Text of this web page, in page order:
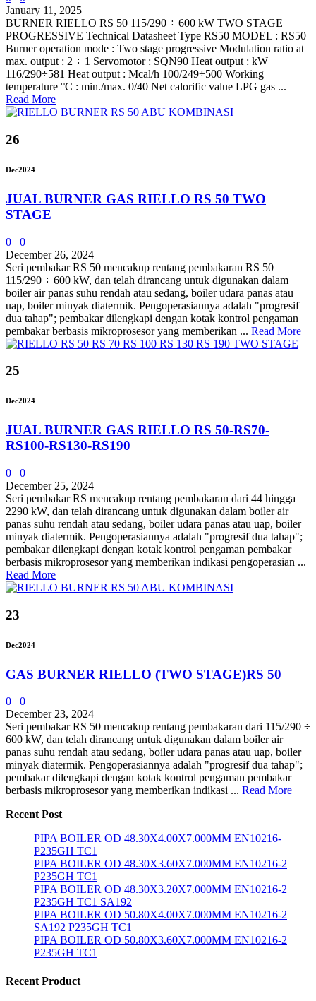
January 11, 2025
BURNER RIELLO RS 50 115/290 ÷ 600 kW TWO STAGE
PROGRESSIVE Technical Datasheet Type RS50 MODEL : RS50
Burner operation mode : Two stage progressive Modulation ratio at
max. output : 2 ÷ 1 Servomotor : SQN90 Heat output : kW
116/290÷581 Heat output : Mcal/h 100/249÷500 Working
temperature °C : min./max. 0/40 Net calorific value LPG gas ...
Read More
26
Dec2024
JUAL BURNER GAS RIELLO RS 50 TWO
STAGE
0
0
December 26, 2024
Seri pembakar RS 50 mencakup rentang pembakaran RS 50
115/290 ÷ 600 kW, dan telah dirancang untuk digunakan dalam
boiler air panas suhu rendah atau sedang, boiler udara panas atau
uap, boiler minyak diatermik. Pengoperasiannya adalah "progresif
dua tahap"; pembakar dilengkapi dengan kotak kontrol pengaman
pembakar berbasis mikroprosesor yang memberikan ... Read More
25
Dec2024
JUAL BURNER GAS RIELLO RS 50-RS70-
RS100-RS130-RS190
0
0
December 25, 2024
Seri pembakar RS mencakup rentang pembakaran dari 44 hingga
2290 kW, dan telah dirancang untuk digunakan dalam boiler air
panas suhu rendah atau sedang, boiler udara panas atau uap, boiler
minyak diatermik. Pengoperasiannya adalah "progresif dua tahap";
pembakar dilengkapi dengan kotak kontrol pengaman pembakar
berbasis mikroprosesor yang memberikan indikasi pengoperasian ...
Read More
23
Dec2024
GAS BURNER RIELLO (TWO STAGE)RS 50
0
0
December 23, 2024
Seri pembakar RS 50 mencakup rentang pembakaran dari 115/290 ÷
600 kW, dan telah dirancang untuk digunakan dalam boiler air
panas suhu rendah atau sedang, boiler udara panas atau uap, boiler
minyak diatermik. Pengoperasiannya adalah "progresif dua tahap";
pembakar dilengkapi dengan kotak kontrol pengaman pembakar
berbasis mikroprosesor yang memberikan indikasi ... Read More
Recent Post
PIPA BOILER OD 48.30X4.00X7.000MM EN10216-
P235GH TC1
PIPA BOILER OD 48.30X3.60X7.000MM EN10216-2
P235GH TC1
PIPA BOILER OD 48.30X3.20X7.000MM EN10216-2
P235GH TC1 SA192
PIPA BOILER OD 50.80X4.00X7.000MM EN10216-2
SA192 P235GH TC1
PIPA BOILER OD 50.80X3.60X7.000MM EN10216-2
P235GH TC1
Recent Product